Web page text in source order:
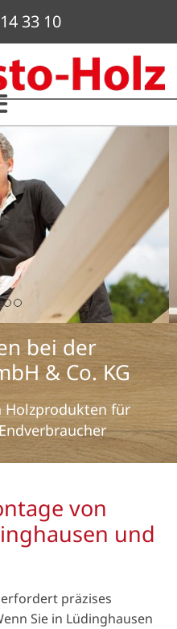
33 10
bei der
& Co. KG
Holzprodukten für
von
und
präzises
Sie in Lüdinghausen